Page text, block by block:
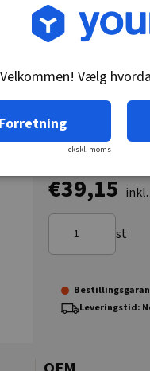
Vare nr.: DR-1933761
€39,15
st
Leveringstid:
Velkommen! Vælg
Forretning
ekskl. moms